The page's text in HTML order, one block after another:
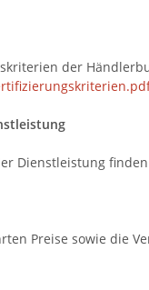
der
Dienstleistung
Preise sowie die